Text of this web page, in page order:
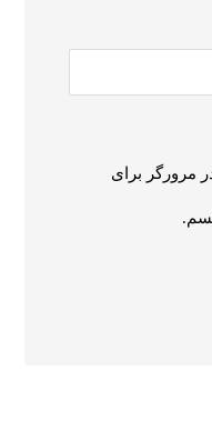
مرورگر برای